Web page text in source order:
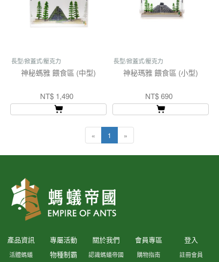
長型/掀蓋式/壓克力
神秘螞雅 餵食區 (中型)
NT$ 1,490
長型/掀蓋式/壓克力
神秘瑪雅 餵食區 (小型)
NT$ 690
« 1 »
產品資訊 專屬活動 關於我們 會員專區 登入
活體螞蟻 物種制霸 認識螞蟻帝國 購物指南
註冊會員